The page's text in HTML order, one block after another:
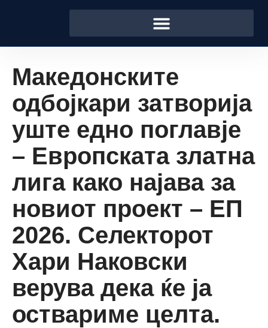
Македонските
одбојкари затворија
уште едно поглавје
– Европската златна
лига како најава за
новиот проект – ЕП
2026. Селекторот
Хари Наковски
верува дека ќе ја
оствариме целта.